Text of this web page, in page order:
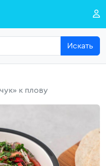
Искать
к плову